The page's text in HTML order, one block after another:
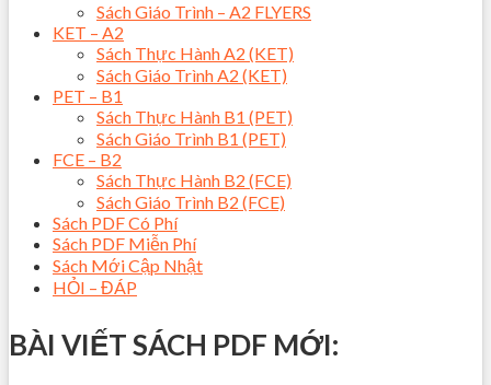
Sách Giáo Trình – A2 FLYERS
KET – A2
Sách Thực Hành A2 (KET)
Sách Giáo Trình A2 (KET)
PET – B1
Sách Thực Hành B1 (PET)
Sách Giáo Trình B1 (PET)
FCE – B2
Sách Thực Hành B2 (FCE)
Sách Giáo Trình B2 (FCE)
Sách PDF Có Phí
Sách PDF Miễn Phí
Sách Mới Cập Nhật
HỎI – ĐÁP
BÀI VIẾT SÁCH PDF MỚI: